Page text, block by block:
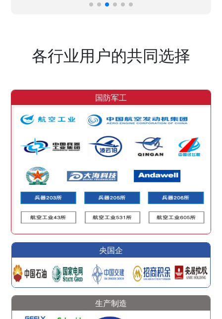
各行业用户的共同选择
国防军工
央国企
生产制造